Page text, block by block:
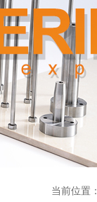
当前位置：